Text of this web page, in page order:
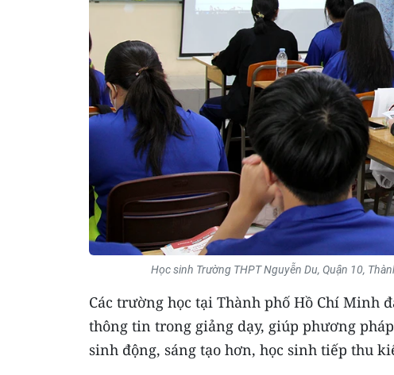
Học sinh Trường THPT Nguyễn Du, Quận 10,
Các trường học tại Thành phố Hồ Chí Minh
thông tin trong giảng dạy, giúp phương
sinh động, sáng tạo hơn, học sinh tiếp thu